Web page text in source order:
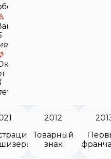
2012
Товарный
знак